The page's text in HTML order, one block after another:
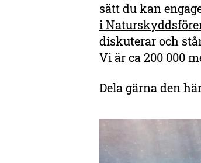
sätt du kan
i
diskuterar och
Vi är ca 200 000
Dela gärna den